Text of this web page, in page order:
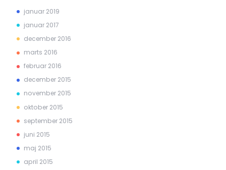
januar 2019
januar 2017
december 2016
marts 2016
februar 2016
december 2015
november 2015
oktober 2015
september 2015
juni 2015
maj 2015
april 2015